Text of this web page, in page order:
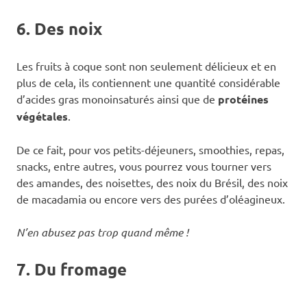
6. Des noix
Les fruits à coque sont non seulement délicieux et en
plus de cela, ils contiennent une quantité considérable
d’acides gras monoinsaturés ainsi que de protéines
végétales.
De ce fait, pour vos petits-déjeuners, smoothies, repas,
snacks, entre autres, vous pourrez vous tourner vers
des amandes, des noisettes, des noix du Brésil, des noix
de macadamia ou encore vers des purées d’oléagineux.
N’en abusez pas trop quand même !
7. Du fromage